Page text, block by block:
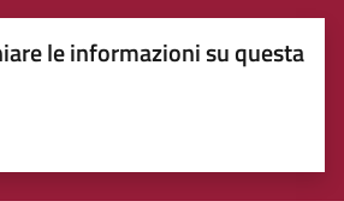
le informazioni su questa
5 stelle su 5
stelle su 5
su 5
5